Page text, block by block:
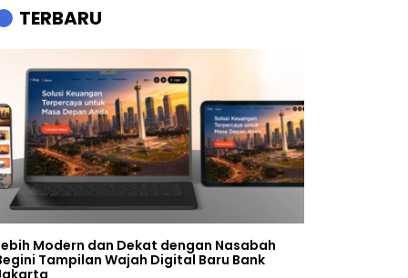
TERBARU
Modern dan Dekat dengan Nasabah
Tampilan Wajah Digital Baru Bank